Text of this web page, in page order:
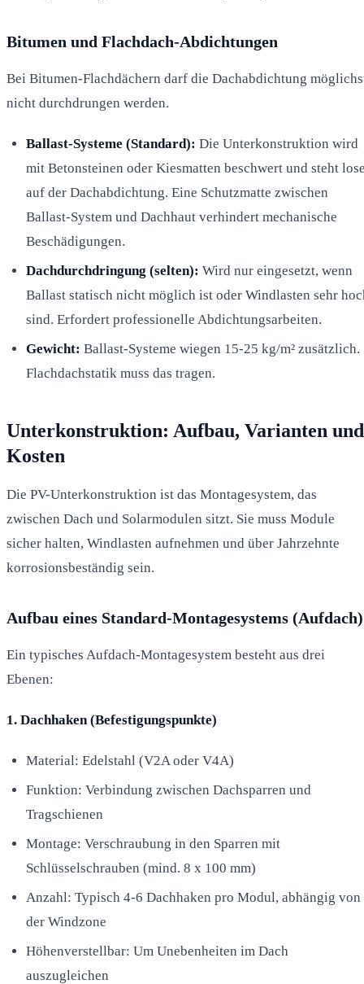
Bitumen und Flachdach-Abdichtungen
Bei Bitumen-Flachdächern darf die Dachabdichtung
nicht durchdrungen werden.
Ballast-Systeme (Standard): Die Unterkonstruktion wird
mit Betonsteinen oder Kiesmatten beschwert und steht
auf der Dachabdichtung. Eine Schutzmatte zwischen
Ballast-System und Dachhaut verhindert mechanische
Beschädigungen.
Dachdurchdringung (selten): Wird nur eingesetzt, wenn
Ballast statisch nicht möglich ist oder Windlasten sehr
sind. Erfordert professionelle Abdichtungsarbeiten.
Gewicht: Ballast-Systeme wiegen 15-25 kg/m² zusätzlich.
Flachdachstatik muss das tragen.
Unterkonstruktion: Aufbau, Varianten und
Kosten
Die PV-Unterkonstruktion ist das Montagesystem, das
zwischen Dach und Solarmodulen sitzt. Sie muss Module
sicher halten, Windlasten aufnehmen und über Jahrzehnte
korrosionsbeständig sein.
Aufbau eines Standard-Montagesystems (Aufdach)
Ein typisches Aufdach-Montagesystem besteht aus drei
Ebenen:
1. Dachhaken (Befestigungspunkte)
Material: Edelstahl (V2A oder V4A)
Funktion: Verbindung zwischen Dachsparren und
Tragschienen
Montage: Verschraubung in den Sparren mit
Schlüsselschrauben (mind. 8 x 100 mm)
Anzahl: Typisch 4-6 Dachhaken pro Modul, abhängig von
der Windzone
Höhenverstellbar: Um Unebenheiten im Dach
auszugleichen